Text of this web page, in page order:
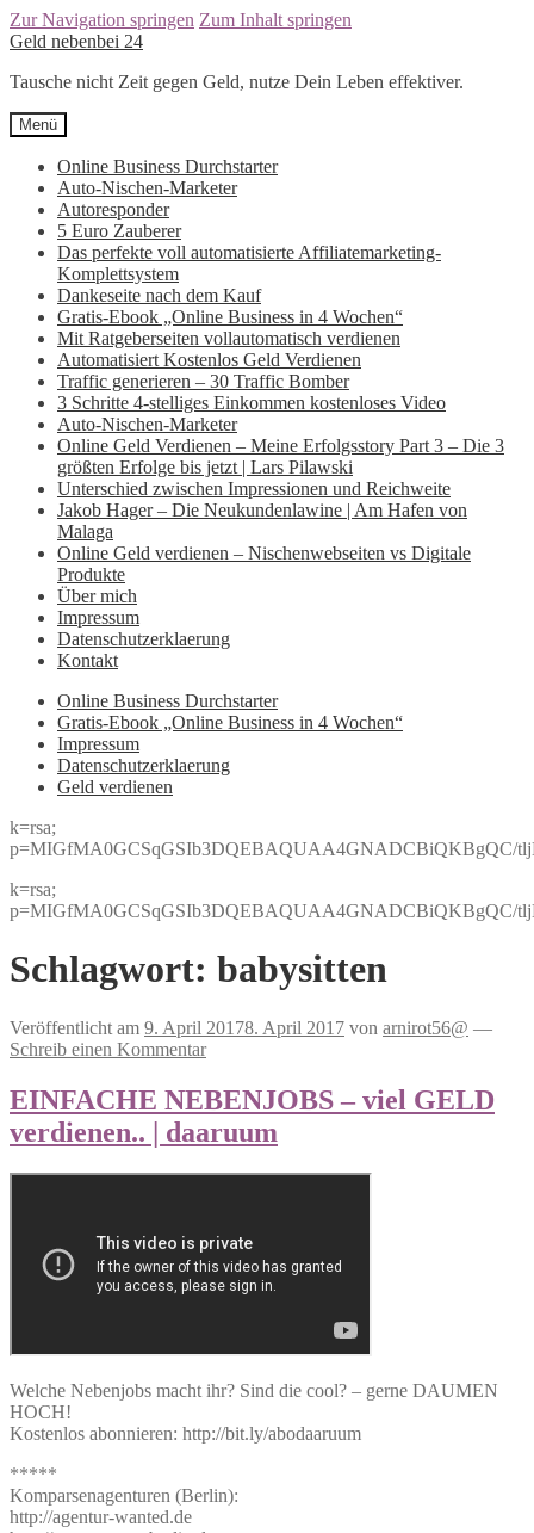
Zur Navigation springen Zum Inhalt springen
Geld nebenbei 24
Tausche nicht Zeit gegen Geld, nutze Dein Leben effektiver.
Menü
Online Business Durchstarter
Auto-Nischen-Marketer
Autoresponder
5 Euro Zauberer
Das perfekte voll automatisierte Affiliatemarketing-
Komplettsystem
Dankeseite nach dem Kauf
Gratis-Ebook „Online Business in 4 Wochen“
Mit Ratgeberseiten vollautomatisch verdienen
Automatisiert Kostenlos Geld Verdienen
Traffic generieren – 30 Traffic Bomber
3 Schritte 4-stelliges Einkommen kostenloses Video
Auto-Nischen-Marketer
Online Geld Verdienen – Meine Erfolgsstory Part 3 – Die 3
größten Erfolge bis jetzt | Lars Pilawski
Unterschied zwischen Impressionen und Reichweite
Jakob Hager – Die Neukundenlawine | Am Hafen von
Malaga
Online Geld verdienen – Nischenwebseiten vs Digitale
Produkte
Über mich
Impressum
Datenschutzerklaerung
Kontakt
Online Business Durchstarter
Gratis-Ebook „Online Business in 4 Wochen“
Impressum
Datenschutzerklaerung
Geld verdienen
k=rsa;
p=MIGfMA0GCSqGSIb3DQEBAQUAA4GNADCBiQKBgQC/
k=rsa;
p=MIGfMA0GCSqGSIb3DQEBAQUAA4GNADCBiQKBgQC/
Schlagwort: babysitten
Veröffentlicht am 9. April 20178. April 2017 von arnirot56@ —
Schreib einen Kommentar
EINFACHE NEBENJOBS – viel GELD
verdienen.. | daaruum
Welche Nebenjobs macht ihr? Sind die cool? – gerne DAUMEN
HOCH!
Kostenlos abonnieren: http://bit.ly/abodaaruum
*****
Komparsenagenturen (Berlin):
http://agentur-wanted.de